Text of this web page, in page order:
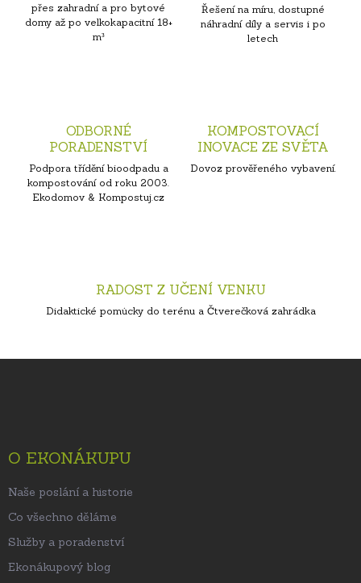
přes zahradní a pro bytové
domy až po velkokapacitní 18+
m³
Řešení na míru, dostupné
náhradní díly a servis i po
letech
ODBORNÉ
PORADENSTVÍ
Podpora třídění bioodpadu a
kompostování od roku 2003.
Ekodomov & Kompostuj.cz
KOMPOSTOVACÍ
INOVACE ZE SVĚTA
Dovoz prověřeného vybavení.
RADOST Z UČENÍ VENKU
Didaktické pomůcky do terénu a Čtverečková zahrádka
O EKONÁKUPU
Naše poslání a historie
Co všechno děláme
Služby a poradenství
Ekonákupový blog